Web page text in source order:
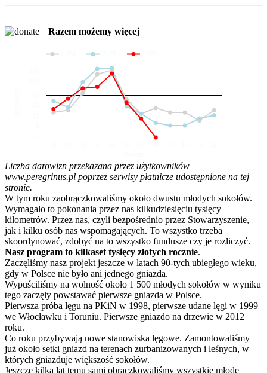
Razem możemy więcej
Liczba darowizn przekazana przez użytkowników
www.peregrinus.pl poprzez serwisy płatnicze udostępnione na tej
stronie.
W tym roku zaobrączkowaliśmy około dwustu młodych sokołów.
Wymagało to pokonania przez nas kilkudziesięciu tysięcy
kilometrów. Przez nas, czyli bezpośrednio przez Stowarzyszenie,
jak i kilku osób nas wspomagających. To wszystko trzeba
skoordynować, zdobyć na to wszystko fundusze czy je rozliczyć.
Nasz program to kilkaset tysięcy złotych rocznie.
Zaczęliśmy nasz projekt jeszcze w latach 90-tych ubiegłego wieku,
gdy w Polsce nie było ani jednego gniazda.
Wypuściliśmy na wolność około 1 500 młodych sokołów w wyniku
tego zaczęły powstawać pierwsze gniazda w Polsce.
Pierwsza próba lęgu na PKiN w 1998, pierwsze udane lęgi w 1999
we Włocławku i Toruniu. Pierwsze gniazdo na drzewie w 2012
roku.
Co roku przybywają nowe stanowiska lęgowe. Zamontowaliśmy
już około setki gniazd na terenach zurbanizowanych i leśnych, w
których gniazduje większość sokołów.
Jeszcze kilka lat temu sami obrączkowaliśmy wszystkie młode